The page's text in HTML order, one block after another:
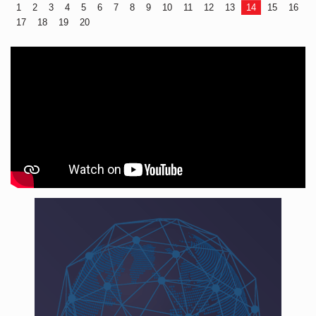
1 2 3 4 5 6 7 8 9 10 11 12 13 14 15
16
17
18 19 20